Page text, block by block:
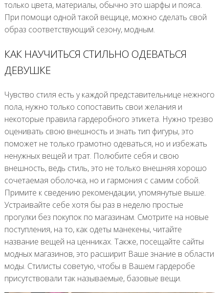
только цвета, материалы, обычно это шарфы и пояса.
При помощи одной такой вещице, можно сделать свой
образ соответствующий сезону, модным.
КАК НАУЧИТЬСЯ СТИЛЬНО ОДЕВАТЬСЯ
ДЕВУШКЕ
Чувство стиля есть у каждой представительнице нежного
пола, нужно только сопоставить свои желания и
некоторые правила гардеробного этикета. Нужно трезво
оценивать свою внешность и знать тип фигуры, это
поможет не только грамотно одеваться, но и избежать
ненужных вещей и трат. Полюбите себя и свою
внешность, ведь стиль, это не только внешняя хорошо
сочетаемая оболочка, но и гармония с самим собой.
Примите к сведению рекомендации, упомянутые выше.
Устраивайте себе хотя бы раз в неделю простые
прогулки без покупок по магазинам. Смотрите на новые
поступления, на то, как одеты манекены, читайте
название вещей на ценниках. Также, посещайте сайты
модных магазинов, это расширит Ваше знание в области
моды. Стилисты советую, чтобы в Вашем гардеробе
присутствовали так называемые, базовые вещи.